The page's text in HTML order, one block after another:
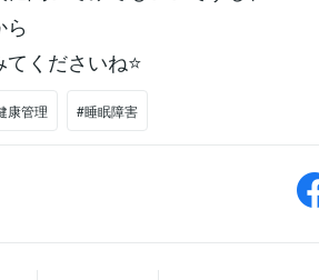
くださいね⭐
康管理 #睡眠障害